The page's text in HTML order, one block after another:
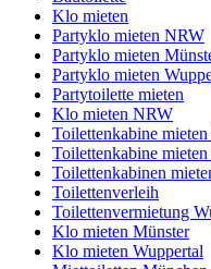
Klo mieten
Partyklo mieten NRW
Partyklo mieten
Partyklo mieten
Partytoilette mieten
Klo mieten NRW
Toilettenkabine
Toilettenkabine mieten
Toilettenkabinen
Toilettenverleih
Toilettenvermietung
Klo mieten Münster
Klo mieten Wuppertal